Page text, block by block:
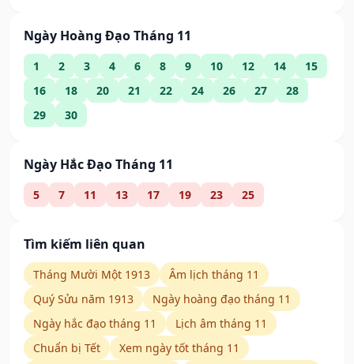
Ngày Hoàng Đạo Tháng 11
1 2 3 4 6 8 9 10 12 14
15
16
18 20 21 22 24 26 27
28
29
30
Ngày Hắc Đạo Tháng 11
5 7 11 13 17 19 23 25
Tìm kiếm liên quan
Tháng Mười Một 1913
Âm lịch tháng 11
Quý Sửu năm 1913
Ngày hoàng đạo tháng 11
Ngày hắc đạo tháng 11
Lịch âm tháng 11
Chuẩn bị Tết
Xem ngày tốt tháng 11